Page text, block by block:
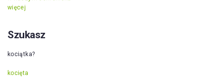
więcej
Szukasz
kociątka?
kocięta